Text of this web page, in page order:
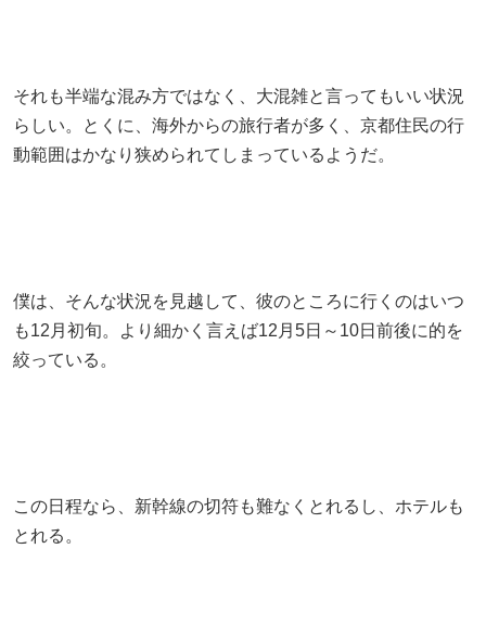
それも半端な混み方ではなく、大混雑と言ってもいい状況
らしい。とくに、海外からの旅行者が多く、京都住民の行
動範囲はかなり狭められてしまっているようだ。
僕は、そんな状況を見越して、彼のところに行くのはいつ
も12月初旬。より細かく言えば12月5日～10日前後に的を
絞っている。
この日程なら、新幹線の切符も難なくとれるし、ホテルも
とれる。